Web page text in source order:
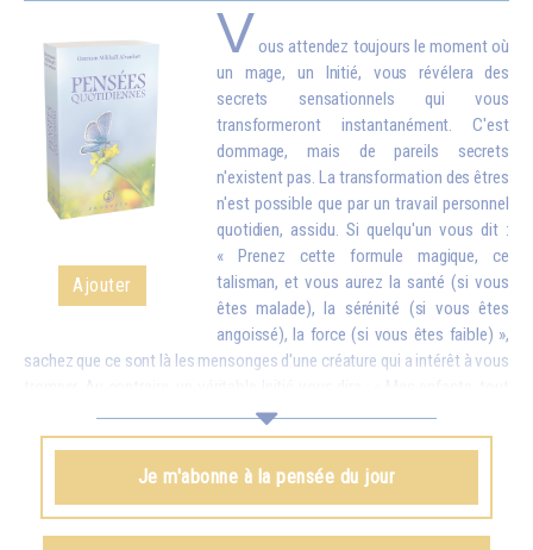
Ajouter
Vous attendez toujours le moment où
un mage, un Initié, vous révélera des
secrets sensationnels qui vous
transformeront instantanément. C'est
dommage, mais de pareils secrets
n'existent pas. La transformation des êtres
n'est possible que par un travail personnel
quotidien, assidu. Si quelqu'un vous dit :
« Prenez cette formule magique, ce
talisman, et vous aurez la santé (si vous
êtes malade), la sérénité (si vous êtes
angoissé), la force (si vous êtes faible) »,
sachez que ce sont là les mensonges d'une créature qui a intérêt à vous
est possible, mais seulement si vous faites des efforts. À ce moment-
là ce que vous aurez obtenu sera tellement stable que personne ne
pourra vous l’enlever. » Et vous devez savoir que tout ce que l'on
obtient par des procédés magiques – il est vrai qu'il en existe d'une
certaine efficacité – ne peut jamais être définitif. Peu de temps après,
Je m'abonne à la pensée du jour